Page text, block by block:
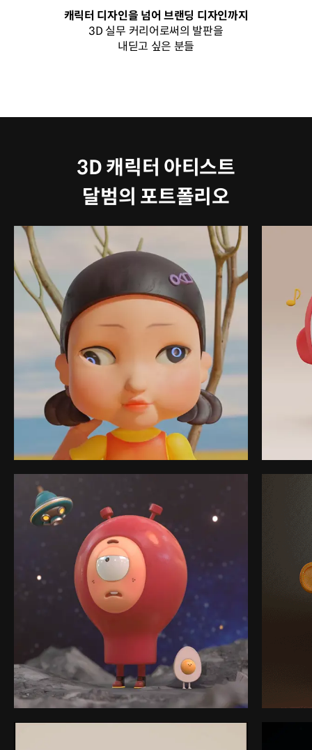
캐릭터 디자인을 넘어 브랜딩 디자인까지
3D 실무 커리어로써의 발판을
내딛고 싶은 분들
3D 캐릭터 아티스트
달범의 포트폴리오